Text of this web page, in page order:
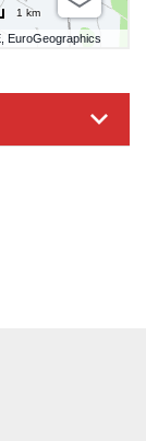
EuroGeographics
1 km